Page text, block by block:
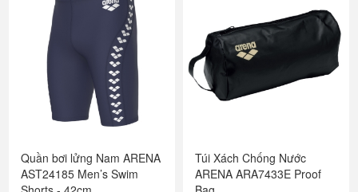
Quần bơi lửng Nam ARENA
AST24185 Men’s Swim
Túi Xách Chống Nước
ARENA ARA7433E Proof